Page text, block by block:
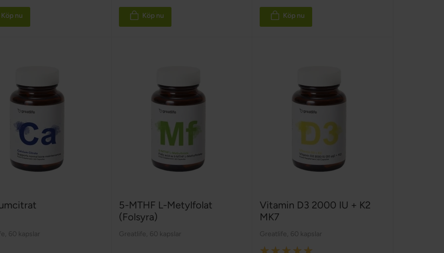
Köp nu Köp nu Köp nu
60 kapslar
5-MTHF L-Metylfolat
(Folsyra)
Greatlife 60 kapslar
Vitamin D3 2000 IU + K2
MK7
Greatlife 60 kapslar
Rating: